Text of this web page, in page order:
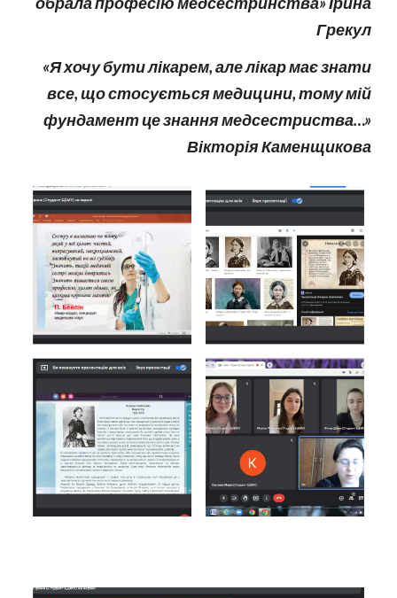
Грекул
«Я хочу бути лікарем, але лікар має знати
все, що стосується медицини, тому мій
фундамент це знання медсестриства…»
Вікторія Каменщикова